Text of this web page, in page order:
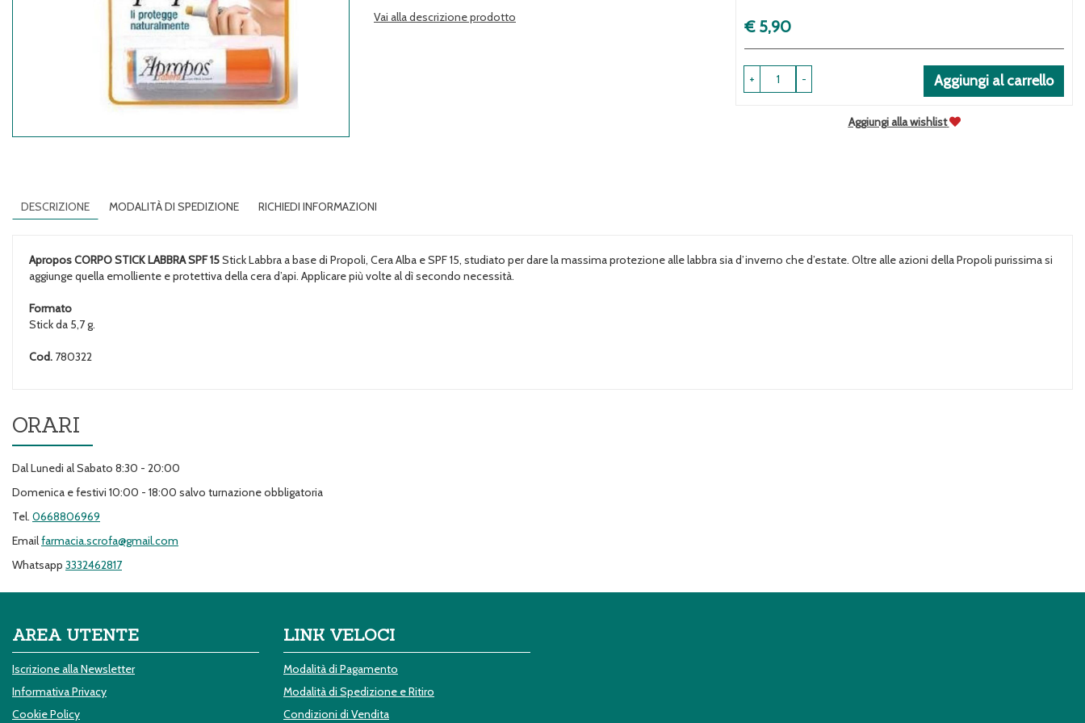
Vai alla descrizione prodotto
Prezzo
€ 5,90
-
+ Aggiungi al carrello
Aggiungi alla wishlist
DESCRIZIONE MODALITÀ DI SPEDIZIONE RICHIEDI INFORMAZIONI
Apropos CORPO STICK LABBRA SPF 15Stick Labbra a base di Propoli, Cera Alba e SPF 15, studiato per dare la massima protezione alle labbra sia d’inverno che d’estate. Oltre alle azioni della Propoli purissima si
aggiunge quella emolliente e protettiva della cera d’api. Applicare più volte al dì secondo necessità.
Formato
Stick da 5,7 g.
Cod. 780322
ORARI
Dal Lunedi al Sabato 8:30 - 20:00
Domenica e festivi 10:00 - 18:00 salvo turnazione obbligatoria
Tel. 0668806969
Emailfarmacia.scrofa@gmail.com
Whatsapp 3332462817
AREA UTENTE
Iscrizione alla Newsletter
Informativa Privacy
Cookie Policy
LINK VELOCI
Modalità di Pagamento
Modalità di Spedizione e Ritiro
Condizioni di Vendita